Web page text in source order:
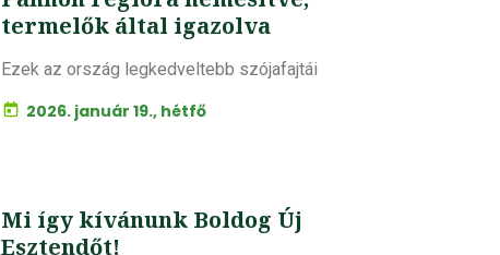
termelők által igazolva
Ezek az ország legkedveltebb szójafajtái
2026. január 19., hétfő
Mi így kívánunk Boldog Új
Esztendőt!